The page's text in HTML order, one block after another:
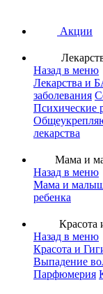
Акции
Назад в меню
Лекарства и
заболевания
Психические
лекарства
Мама и
Назад в меню
Мама и
ребенка
Красота
Назад в меню
Красота и
Выпадение
Парфюмерия